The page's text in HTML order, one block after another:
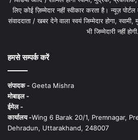
लिए कोई ज़िम्मेदार नहीं स्वीकार करता है। न्यूज़
संवाददाता / खबर देने वाला स्वयं जिम्मेदार होगा,
भी जिम्मेदारी नहीं होगी.
हमसे सम्पर्क करें
संपादक - Geeta Mishra
मोबाइल -
ईमेल -
कार्यालय -Wing 6 Barak 20/1, Premnagar,
Dehradun, Uttarakhand, 248007